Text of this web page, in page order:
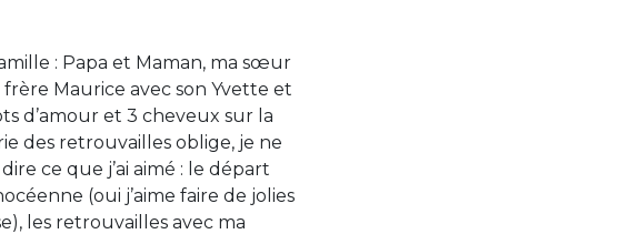
: Papa et Maman, ma sœur
Maurice avec son Yvette et
d’amour et 3 cheveux sur la
des retrouvailles oblige, je ne
ce que j’ai aimé : le départ
(oui j’aime faire de jolies
les retrouvailles avec ma